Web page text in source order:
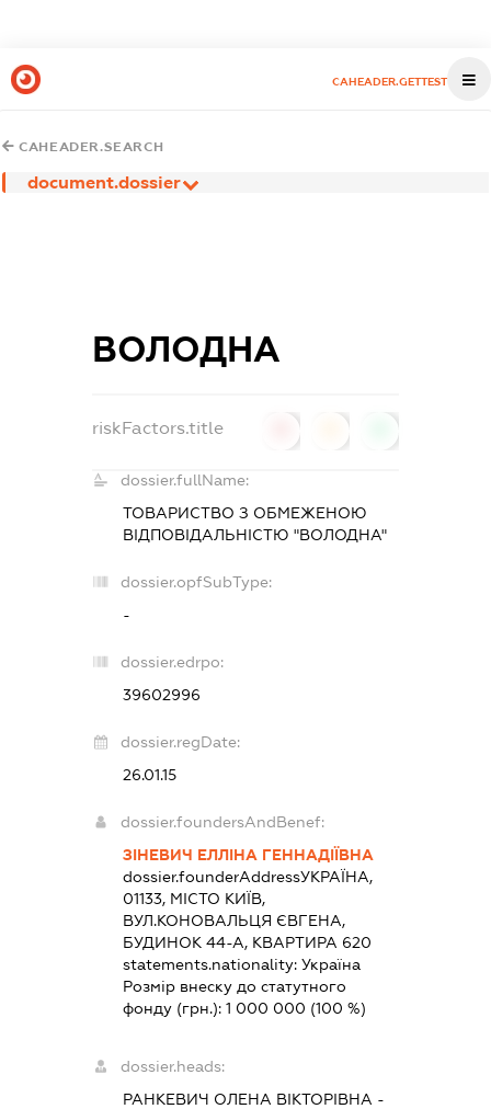
CAHEADER.GETTEST
CAHEADER.SEARCH
document.dossier
ВОЛОДНА
riskFactors.title
dossier.fullName:
ТОВАРИСТВО З ОБМЕЖЕНОЮ
ВІДПОВІДАЛЬНІСТЮ "ВОЛОДНА"
dossier.opfSubType:
-
dossier.edrpo:
39602996
dossier.regDate:
26.01.15
dossier.foundersAndBenef:
ЗІНЕВИЧ ЕЛЛІНА ГЕННАДІЇВНА
dossier.founderAddressУКРАЇНА,
01133, МІСТО КИЇВ,
ВУЛ.КОНОВАЛЬЦЯ ЄВГЕНА,
БУДИНОК 44-А, КВАРТИРА 620
statements.nationality: Україна
Розмір внеску до статутного
фонду (грн.): 1 000 000 (100 %)
dossier.heads:
РАНКЕВИЧ ОЛЕНА ВІКТОРІВНА -